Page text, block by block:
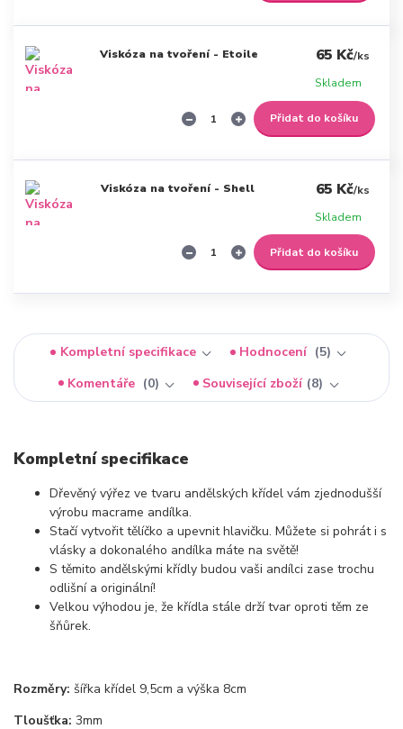
Viskóza na tvoření - Etoile 65 Kč/ks
Skladem
Přidat do košíku
Viskóza na tvoření - Shell 65 Kč/ks
Skladem
Přidat do košíku
Kompletní specifikace Hodnocení
5
Komentáře
0 Související zboží 8
Kompletní specifikace
Dřevěný výřez ve tvaru andělských křídel vám zjednodušší
výrobu macrame andílka.
Stačí vytvořit tělíčko a upevnit hlavičku. Můžete si pohrát i s
vlásky a dokonalého andílka máte na světě!
S těmito andělskými křídly budou vaši andílci zase trochu
odlišní a originální!
Velkou výhodou je, že křídla stále drží tvar oproti těm ze
šňůrek.
Rozměry: šířka křídel 9,5cm a výška 8cm
Tloušťka: 3mm